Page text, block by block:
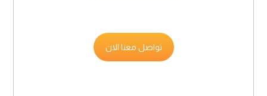
تواصل معنا الان